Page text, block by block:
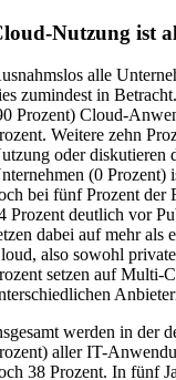
Nutzung ist
alle
zumindest in
Prozent) Cloud-
Weitere zehn
oder diskutieren
(0 Prozent)
bei fünf Prozent der
Prozent deutlich vor
dabei auf mehr als
also sowohl
setzen auf Multi-
werden in der
aller IT-
38 Prozent. In fünf